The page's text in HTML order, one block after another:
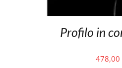
Profilo in
478,00